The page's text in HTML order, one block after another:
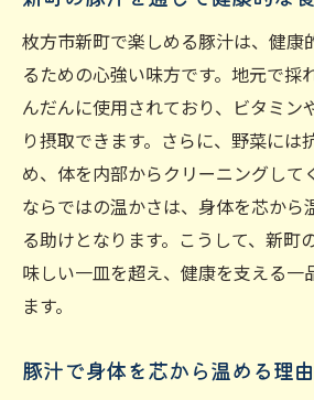
枚方市新町で楽しめる豚汁は、健康
るための心強い味方です。地元で採
んだんに使用されており、ビタミン
り摂取できます。さらに、野菜には
め、体を内部からクリーニングして
ならではの温かさは、身体を芯から
る助けとなります。こうして、新町
味しい一皿を超え、健康を支える一
ます。
豚汁で身体を芯から温める理由